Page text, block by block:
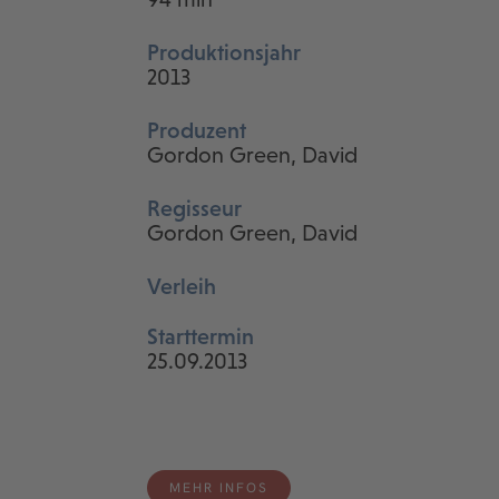
Produktionsjahr
2013
Produzent
Gordon Green, David
Regisseur
Gordon Green, David
Verleih
Starttermin
25.09.2013
MEHR INFOS